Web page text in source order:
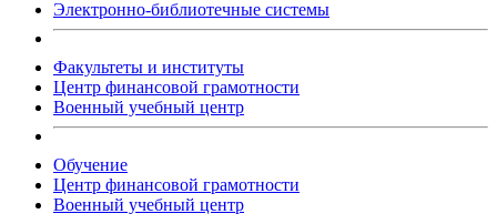
Электронно-библиотечные системы
Факультеты и институты
Центр финансовой грамотности
Военный учебный центр
Обучение
Центр финансовой грамотности
Военный учебный центр